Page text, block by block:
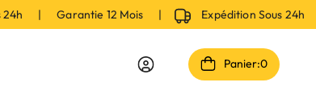
| Garantie 12 Mois | Expédition Sous 24h
Panier:0